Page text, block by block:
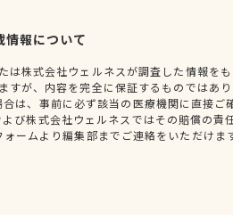
情報について
は株式会社ウェルネスが調査した情報を
すが、内容を完全に保証するものではあ
は、事前に必ず該当の医療機関に直接ご
び株式会社ウェルネスではその賠償の責
ームより編集部までご連絡をいただけま